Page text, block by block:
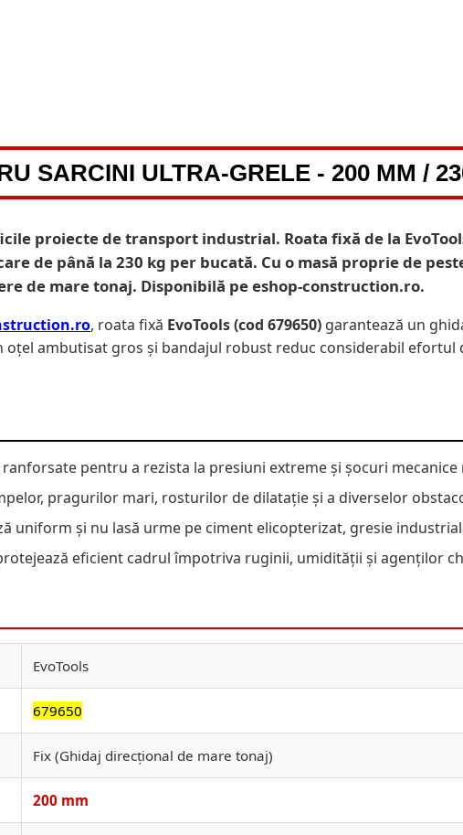
SARCINI ULTRA-GRELE - 200 MM /
proiecte de transport industrial. Roata fixă de la
de până la 230 kg per bucată. Cu o masă proprie de
de mare tonaj. Disponibilă pe eshop-construction.ro.
, roata fixă EvoTools (cod 679650) garantează un
ambutisat gros și bandajul robust reduc considerabil efortul
pentru a rezista la presiuni extreme și șocuri mecanice
pragurilor mari, rosturilor de dilatație și a diverselor
uniform și nu lasă urme pe ciment elicopterizat, gresie
eficient cadrul împotriva ruginii, umidității și agenților
EvoTools
679650
Fix (Ghidaj direcțional de mare tonaj)
200 mm